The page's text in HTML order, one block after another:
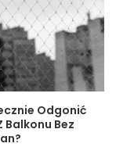
Odgonić
Balkonu Bez